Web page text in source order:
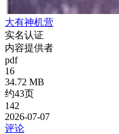
大有神机营
实名认证
内容提供者
pdf
16
34.72 MB
约43页
142
2026-07-07
评论